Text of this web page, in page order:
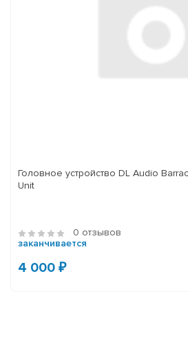
Головное устройство DL Audio
Unit
0 отзывов
заканчивается
4 000 ₽